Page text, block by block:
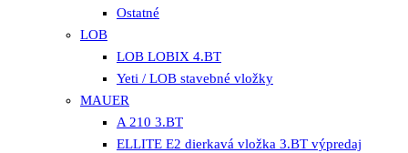
Ostatné
LOB
LOB LOBIX 4.BT
Yeti / LOB stavebné vložky
MAUER
A 210 3.BT
ELLITE E2 dierkavá vložka 3.BT výpredaj